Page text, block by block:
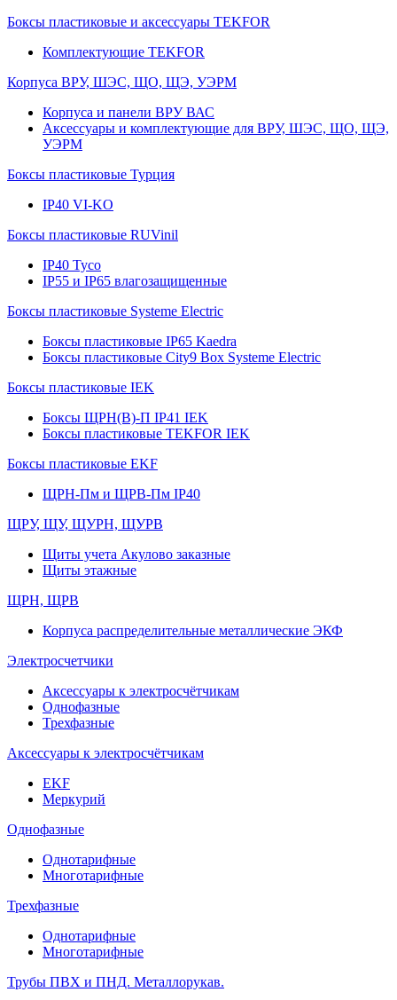
Боксы пластиковые и аксессуары TEKFOR
Комплектующие TEKFOR
Корпуса ВРУ, ШЭС, ЩО, ЩЭ, УЭРМ
Корпуса и панели ВРУ ВАС
Аксессуары и комплектующие для ВРУ, ШЭС, ЩО, ЩЭ,
УЭРМ
Боксы пластиковые Турция
IP40 VI-KO
Боксы пластиковые RUVinil
IP40 Тусо
IP55 и IP65 влагозащищенные
Боксы пластиковые Systeme Electric
Боксы пластиковые IP65 Kaedra
Боксы пластиковые City9 Box Systeme Electric
Боксы пластиковые IEK
Боксы ЩРН(В)-П IP41 IEK
Боксы пластиковые TEKFOR IEK
Боксы пластиковые EKF
ЩРН-Пм и ЩРВ-Пм IP40
ЩРУ, ЩУ, ЩУРН, ЩУРВ
Щиты учета Акулово заказные
Щиты этажные
ЩРН, ЩРВ
Корпуса распределительные металлические ЭКФ
Электросчетчики
Аксессуары к электросчётчикам
Однофазные
Трехфазные
Аксессуары к электросчётчикам
EKF
Меркурий
Однофазные
Однотарифные
Многотарифные
Трехфазные
Однотарифные
Многотарифные
Трубы ПВХ и ПНД. Металлорукав.